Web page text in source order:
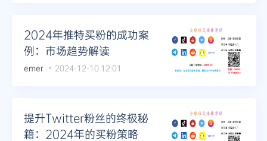
2024年推特买粉的成功案
例：市场趋势解读
emer 2024-12-10 12:01
提升Twitter粉丝的终极秘
籍：2024年的买粉策略